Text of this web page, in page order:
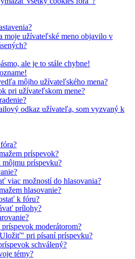
moje užívateľské meno objavilo v
ale je to stále chybne!
môjho užívateľského mena?
pri užívateľskom mene?
odkaz užívateľa, som vyzvaný k
príspevok?
príspevku?
viac možností do hlasovania?
hlasovanie?
k fóru?
prílohy?
moderátorom?
pri písaní príspevku?
schválený?
témy?